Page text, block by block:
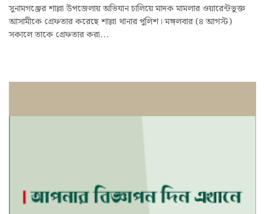
সুনামগঞ্জের শাল্লা উপজেলায় অভিযান চালিয়ে মাদক মামলার ওয়ারেন্টভুক্ত
আসামীকে গ্রেফতার করেছে শাল্লা থানার পুলিশ। মঙ্গলবার (৪ আগস্ট)
সকালে তাকে গ্রেফতার করা...